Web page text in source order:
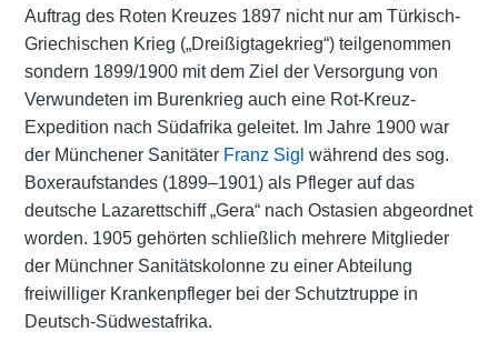
Auftrag des Roten Kreuzes 1897 nicht nur am Türkisch-
Griechischen Krieg („Dreißigtagekrieg“) teilgenommen
sondern 1899/1900 mit dem Ziel der Versorgung von
Verwundeten im Burenkrieg auch eine Rot-Kreuz-
Expedition nach Südafrika geleitet. Im Jahre 1900 war
der Münchener Sanitäter Franz Sigl während des sog.
Boxeraufstandes (1899–1901) als Pfleger auf das
deutsche Lazarettschiff „Gera“ nach Ostasien abgeordnet
worden. 1905 gehörten schließlich mehrere Mitglieder
der Münchner Sanitätskolonne zu einer Abteilung
freiwilliger Krankenpfleger bei der Schutztruppe in
Deutsch-Südwestafrika.